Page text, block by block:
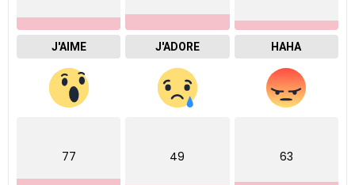
J'AIME J'ADORE HAHA
77 49 63